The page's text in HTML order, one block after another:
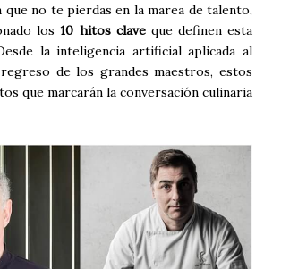
que no te pierdas en la marea de talento,
los10 hitos claveque definen esta
la inteligencia artificial aplicada al
de los grandes maestros, estos
que marcarán la conversación culinaria